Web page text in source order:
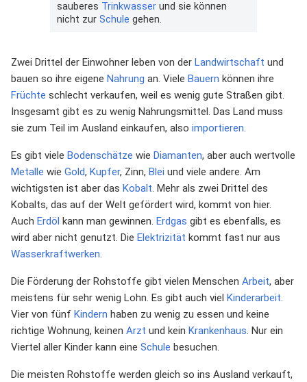
sauberes Trinkwasserund sie können
nicht zur Schule gehen.
Zwei Drittel der Einwohner leben von der Landwirtschaft und
bauen so ihre eigene Nahrung an. Viele Bauern können ihre
Früchte schlecht verkaufen, weil es wenig gute Straßen gibt.
Insgesamt gibt es zu wenig Nahrungsmittel. Das Land muss
sie zum Teil im Ausland einkaufen, also importieren.
Es gibt viele Bodenschätze wie Diamanten, aber auch wertvolle
Metalle wie Gold, Kupfer, Zinn, Blei und viele andere. Am
wichtigsten ist aber das Kobalt. Mehr als zwei Drittel des
Kobalts, das auf der Welt gefördert wird, kommt von hier.
Auch Erdöl kann man gewinnen. Erdgas gibt es ebenfalls, es
wird aber nicht genutzt. Die Elektrizität kommt fast nur aus
Wasserkraftwerken.
Die Förderung der Rohstoffe gibt vielen Menschen Arbeit, aber
meistens für sehr wenig Lohn. Es gibt auch viel Kinderarbeit.
Vier von fünf Kindern haben zu wenig zu essen und keine
richtige Wohnung, keinen Arzt und kein Krankenhaus. Nur ein
Viertel aller Kinder kann eine Schule besuchen.
Die meisten Rohstoffe werden gleich so ins Ausland verkauft,